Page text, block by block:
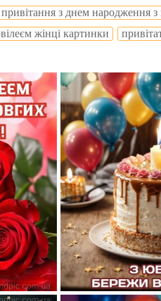
привітання з днем народження з
жінці картинки